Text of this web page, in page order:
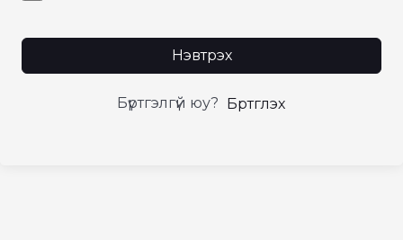
Нэвтрэх
Бүртгэлгүй юу? Бүртгүүлэх